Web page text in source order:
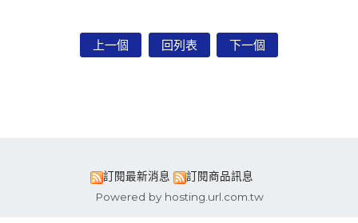
上一個 回列表 下一個
訂閱最新消息
訂閱商品訊息
Powered by hosting.url.com.tw